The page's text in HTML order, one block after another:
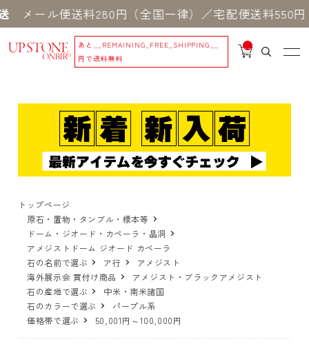
便送料280円（全国一律）／宅配便送料550円 ※一
あと
__REMAINING_FREE_SHIPPING__
円で送料無料
__
IT
_
トップページ
原石・置物・タンブル・標本等
ドーム・ジオード・カペーラ・晶洞
アメジストドーム ジオード カペーラ
石の名前で選ぶ
ア行
アメジスト
海外展示会 買付け商品
アメジスト・ブラックアメジスト
石の産地で選ぶ
中米・南米諸国
石のカラーで選ぶ
パープル系
価格帯で選ぶ
50,001円～100,000円